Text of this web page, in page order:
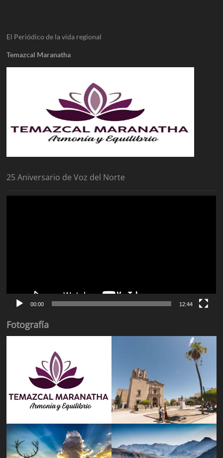
El Periódico de la vida regional
Temazcal Maranatha
25 Aniversario de Voz del Norte
00:00 12:44
Fotografía